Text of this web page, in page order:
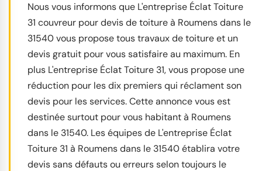
Nous vous informons que L'entreprise Éclat Toiture
31 couvreur pour devis de toiture à Roumens dans le
31540 vous propose tous travaux de toiture et un
devis gratuit pour vous satisfaire au maximum. En
plus L'entreprise Éclat Toiture 31, vous propose une
réduction pour les dix premiers qui réclament son
devis pour les services. Cette annonce vous est
destinée surtout pour vous habitant à Roumens
dans le 31540. Les équipes de L'entreprise Éclat
Toiture 31 à Roumens dans le 31540 établira votre
devis sans défauts ou erreurs selon toujours le